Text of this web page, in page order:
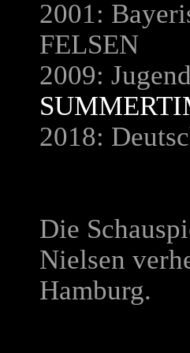
2001:
FELSEN
2009:
2018:
Die
Nielsen
Hamburg.